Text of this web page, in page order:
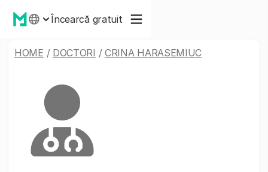
Încearcă gratuit
HOME / DOCTORI / CRINA HARASEMIUC